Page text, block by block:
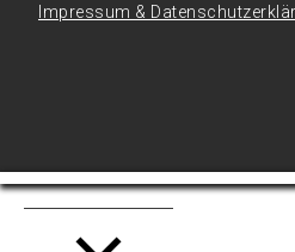
Impressum &